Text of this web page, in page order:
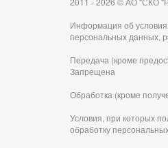
Информация об
персональных данных,
Передача (кроме
Запрещена
Обработка (кроме
Условия, при которых
обработку